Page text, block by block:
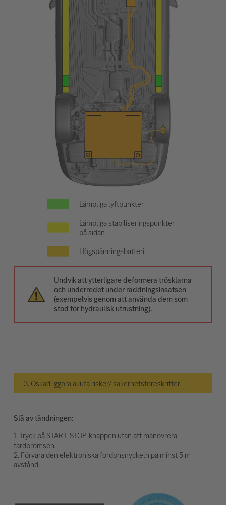
Lämpliga lyftpunkter
Lämpliga stabiliseringspunkter
på sidan
Högspänningsbatteri
Undvik att ytterligare deformera trösklarna
och underredet under räddningsinsatsen
(exempelvis genom att använda dem som
stöd för hydraulisk utrustning).
3. Oskadliggöra akuta risker/ säkerhetsföreskrifter
Slå av tändningen:
1. Tryck på START-STOP-knappen utan att manövrera
färdbromsen.
2. Förvara den elektroniska fordonsnyckeln på minst 5 m
avstånd.